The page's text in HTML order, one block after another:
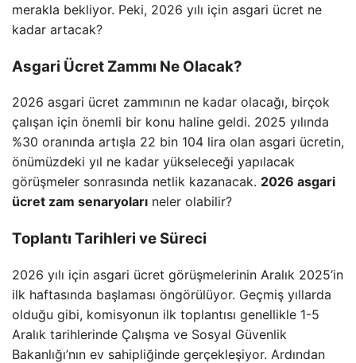
merakla bekliyor. Peki, 2026 yılı için asgari ücret ne
kadar artacak?
Asgari Ücret Zammı Ne Olacak?
2026 asgari ücret zammının ne kadar olacağı, birçok
çalışan için önemli bir konu haline geldi. 2025 yılında
%30 oranında artışla 22 bin 104 lira olan asgari ücretin,
önümüzdeki yıl ne kadar yükseleceği yapılacak
görüşmeler sonrasında netlik kazanacak. 2026 asgari
ücret zam senaryoları neler olabilir?
Toplantı Tarihleri ve Süreci
2026 yılı için asgari ücret görüşmelerinin Aralık 2025’in
ilk haftasında başlaması öngörülüyor. Geçmiş yıllarda
olduğu gibi, komisyonun ilk toplantısı genellikle 1-5
Aralık tarihlerinde Çalışma ve Sosyal Güvenlik
Bakanlığı’nın ev sahipliğinde gerçekleşiyor. Ardından